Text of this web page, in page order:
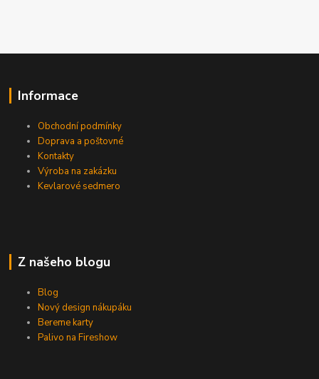
Informace
Obchodní podmínky
Doprava a poštovné
Kontakty
Výroba na zakázku
Kevlarové sedmero
Z našeho blogu
Blog
Nový design nákupáku
Bereme karty
Palivo na Fireshow